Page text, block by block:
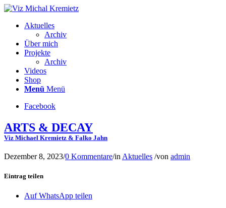
Aktuelles
Archiv
Über mich
Projekte
Archiv
Videos
Shop
Menü Menü
Facebook
ARTS & DECAY
Viz Michael Kremietz & Falko Jahn
Dezember 8, 2023/0 Kommentare/in Aktuelles /von admin
Eintrag teilen
Auf WhatsApp teilen